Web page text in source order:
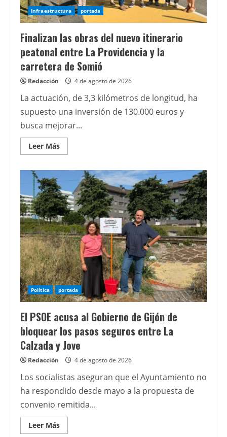
Infraestructura portada
Finalizan las obras del nuevo itinerario
peatonal entre La Providencia y la
carretera de Somió
Redacción 4 de agosto de 2026
La actuación, de 3,3 kilómetros de longitud, ha
supuesto una inversión de 130.000 euros y
busca mejorar...
Leer MásLeer
más
Finalizan
obras
del
nuevo
itinerario
peatonal
entre
La
Providencia
y
la
carretera
de
Somió
Política portada
El PSOE acusa al Gobierno de Gijón de
bloquear los pasos seguros entre La
Calzada y Jove
Redacción 4 de agosto de 2026
Los socialistas aseguran que el Ayuntamiento no
ha respondido desde mayo a la propuesta de
convenio remitida...
Leer MásLeer
más